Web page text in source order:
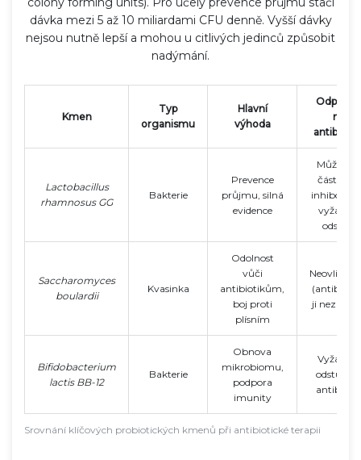
dávka mezi 5 až 10 miliardami CFU denně. Vyšší dávky
nejsou nutně lepší a mohou u citlivých jedinců způsobit
nadýmání.
Srovnání klíčových probiotických kmenů při antibiotické terapii
Kmen
Typ
organismu
Hlavní
výhoda
Odpověď
na
Lactobacillus
rhamnosus GG
Bakterie
Prevence
průjmu, silná
evidence
Může být
částečně
vyžaduje
odstup
Saccharomyces
boulardii
Kvasinka
Odolnost
vůči
antibiotikům,
boj proti
plísním
ji
Bifidobacterium
lactis BB-12
Bakterie
Obnova
mikrobiomu,
podpora
imunity
Vyžaduje
odstup od
antibiotik